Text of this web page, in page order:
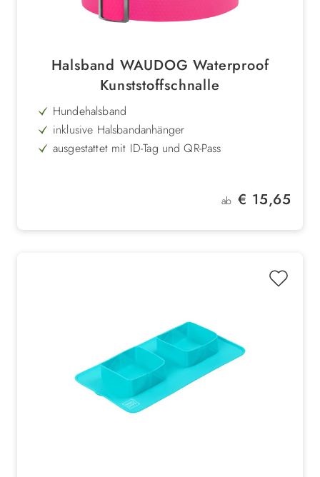
Halsband WAUDOG Waterproof
Kunststoffschnalle
Hundehalsband
inklusive Halsbandanhänger
ausgestattet mit ID-Tag und QR-Pass
Regulärer Preis:
ab € 15,65